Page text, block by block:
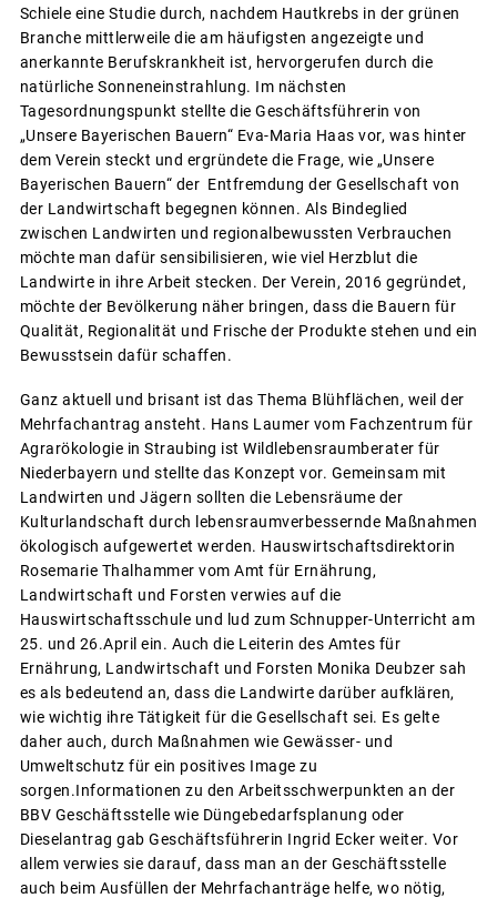
Schiele eine Studie durch, nachdem Hautkrebs in der grünen
Branche mittlerweile die am häufigsten angezeigte und
anerkannte Berufskrankheit ist, hervorgerufen durch die
natürliche Sonneneinstrahlung. Im nächsten
Tagesordnungspunkt stellte die Geschäftsführerin von
„Unsere Bayerischen Bauern“ Eva-Maria Haas vor, was hinter
dem Verein steckt und ergründete die Frage, wie „Unsere
Bayerischen Bauern“ der Entfremdung der Gesellschaft von
der Landwirtschaft begegnen können. Als Bindeglied
zwischen Landwirten und regionalbewussten Verbrauchen
möchte man dafür sensibilisieren, wie viel Herzblut die
Landwirte in ihre Arbeit stecken. Der Verein, 2016 gegründet,
möchte der Bevölkerung näher bringen, dass die Bauern für
Qualität, Regionalität und Frische der Produkte stehen und ein
Bewusstsein dafür schaffen.
Ganz aktuell und brisant ist das Thema Blühflächen, weil der
Mehrfachantrag ansteht. Hans Laumer vom Fachzentrum für
Agrarökologie in Straubing ist Wildlebensraumberater für
Niederbayern und stellte das Konzept vor. Gemeinsam mit
Landwirten und Jägern sollten die Lebensräume der
Kulturlandschaft durch lebensraumverbessernde Maßnahmen
ökologisch aufgewertet werden. Hauswirtschaftsdirektorin
Rosemarie Thalhammer vom Amt für Ernährung,
Landwirtschaft und Forsten verwies auf die
Hauswirtschaftsschule und lud zum Schnupper-Unterricht am
25. und 26.April ein. Auch die Leiterin des Amtes für
Ernährung, Landwirtschaft und Forsten Monika Deubzer sah
es als bedeutend an, dass die Landwirte darüber aufklären,
wie wichtig ihre Tätigkeit für die Gesellschaft sei. Es gelte
daher auch, durch Maßnahmen wie Gewässer- und
Umweltschutz für ein positives Image zu
sorgen.Informationen zu den Arbeitsschwerpunkten an der
BBV Geschäftsstelle wie Düngebedarfsplanung oder
Dieselantrag gab Geschäftsführerin Ingrid Ecker weiter. Vor
allem verwies sie darauf, dass man an der Geschäftsstelle
auch beim Ausfüllen der Mehrfachanträge helfe, wo nötig,